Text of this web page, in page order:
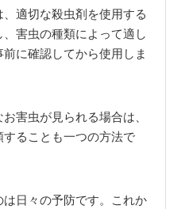
適切な殺虫剤を使用する
害虫の種類によって適し
に確認してから使用しま
害虫が見られる場合は、
ることも一つの方法で
日々の予防です。これか